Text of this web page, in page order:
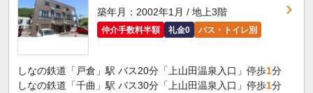
築年月：2002年1月 / 地上3階
仲介手数料半額 礼金0 バス・トイレ別
しなの鉄道「戸倉」駅 バス20分「上山田温泉入口」停歩1分
しなの鉄道「千曲」駅 バス30分「上山田温泉入口」停歩1分